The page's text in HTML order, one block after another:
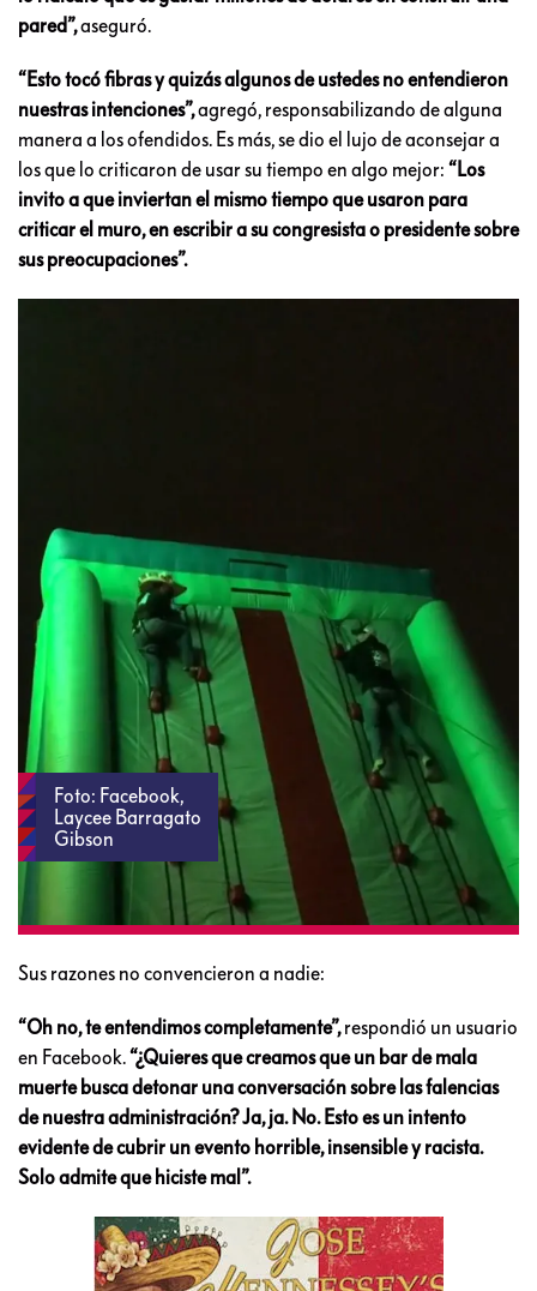
pared”,aseguró.
“Esto tocó fibras y quizás algunos de ustedes no entendieron
nuestras intenciones”,agregó, responsabilizando de alguna
manera a los ofendidos. Es más, se dio el lujo de aconsejar a
los que lo criticaron de usar su tiempo en algo mejor: “Los
invito a que inviertan el mismo tiempo que usaron para
criticar el muro, en escribir a su congresista o presidente sobre
sus preocupaciones”.
Foto: Facebook,
Laycee Barragato
Gibson
Sus razones no convencieron a nadie:
“Oh no, te entendimos completamente”, respondió un usuario
en Facebook. “¿Quieres que creamos que un bar de mala
muerte busca detonar una conversación sobre las falencias
de nuestra administración? Ja, ja. No. Esto es un intento
evidente de cubrir un evento horrible, insensible y racista.
Solo admite que hiciste mal”.